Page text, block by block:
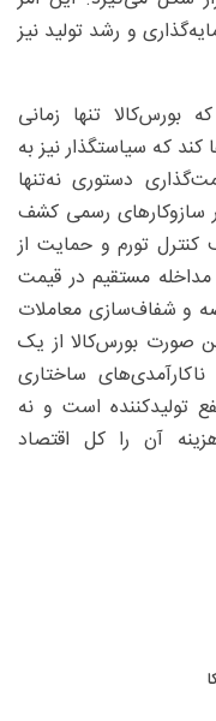
و رشد تولید نیز
بورس‌کالا تنها زمانی
که سیاستگذار نیز به
دستوری نه‌تنها
سازوکارهای رسمی کشف
کنترل تورم و حمایت از
مستقیم در قیمت
و شفاف‌سازی معاملات
صورت بورس‌کالا از یک
ناکارآمدی‌های ساختاری
تولیدکننده است و نه
آن را کل اقتصاد